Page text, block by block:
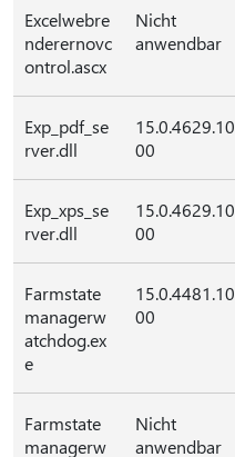
Excelwebre
nderernovc
ontrol.ascx
Nicht
anwendbar
Exp_pdf_se
rver.dll
15.0.4629.10
00
Exp_xps_se
rver.dll
15.0.4629.10
00
Farmstate
managerw
atchdog.ex
e
15.0.4481.10
00
Farmstate
managerw
Nicht
anwendbar